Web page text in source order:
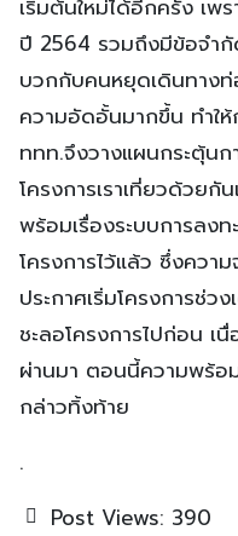
เริ่มต้นใหม่ได้อีกครั้ง เพ
ปี 2564 รวมถึงมีข้อจำกั
บวกกับคนหยุดเดินทางท่
ความอัดอั้นมากขึ้น ทำใ
ททท.จึงวางแผนกระตุ้น
โครงการเราเที่ยวด้วยกั
พร้อมเรื่องระบบการลงท
โครงการไว้แล้ว ซึ่งคว
ประกาศเริ่มโครงการช่
ชะลอโครงการไปก่อน เ
ผ่านมา ตอนนี้ความพร้อ
กล่าวทิ้งท้าย
.
Post Views: 390